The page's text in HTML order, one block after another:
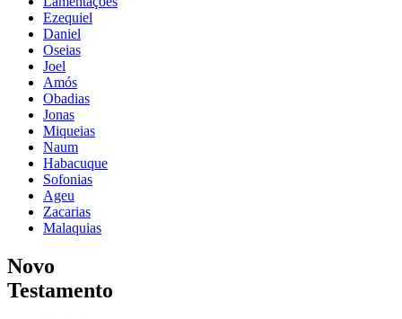
Ezequiel
Daniel
Oseias
Joel
Amós
Obadias
Jonas
Miqueias
Naum
Habacuque
Sofonias
Ageu
Zacarias
Malaquias
Novo
Testamento